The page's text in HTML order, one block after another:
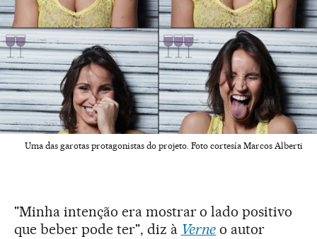
Uma das garotas protagonistas do projeto. Foto cortesía Marcos Alberti
"Minha intenção era mostrar o lado positivo
que beber pode ter", diz à Verne o autor